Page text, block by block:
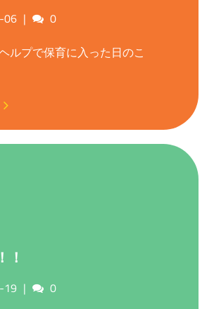
06 Comments
0
ルプで保育に入った日のこ
！
19 Comments
0